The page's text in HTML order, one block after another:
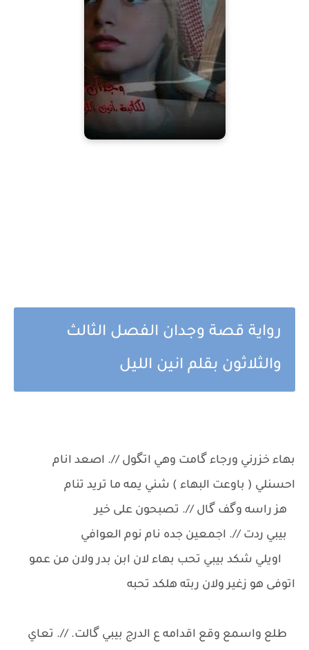
رواية قصة وجدان الفصل الثالث
والثلاثون بقلم انين الليل
بهاء خزرني ورجاء گامت وهي اتگول //. اصعد انام
احسنلي ( باوعت البهاء ) شني يمه ما تريد تنام
هز راسه وگف گال //. تصبحون على خير
بيبي ردت //. اجمعين جده نام نوم العوافي
اويلي شكد بيبي تحب بهاء لان ابن بدر ولان من عمو
اتوفى هو زغير ولان ربته هلكد تحبه
طلع واسمع وقع اقدامه ع الدرج بيبي گالت. //. تعاي